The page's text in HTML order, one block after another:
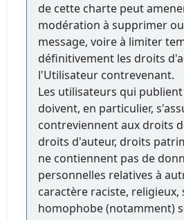
de cette charte peut
modération à supprimer
message, voire à limiter
définitivement les droits
l'Utilisateur contrevenant.
Les utilisateurs qui
doivent, en particulier,
contreviennent aux droits
droits d'auteur, droits
ne contiennent pas de
personnelles relatives à
caractère raciste, religieux,
homophobe (notamment)